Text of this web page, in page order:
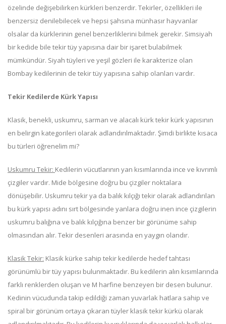
özelinde değişebilirken kürkleri benzerdir. Tekirler, özellikleri ile
benzersiz denilebilecek ve hepsi şahsına münhasır hayvanlar
olsalar da kürklerinin genel benzerliklerini bilmek gerekir. Simsiyah
bir kedide bile tekir tüy yapısına dair bir işaret bulabilmek
mümkündür. Siyah tüyleri ve yeşil gözleri ile karakterize olan
Bombay kedilerinin de tekir tüy yapısına sahip olanları vardır.
Tekir Kedilerde Kürk Yapısı
Klasik, benekli, uskumru, sarman ve alacalı kürk tekir kürk yapısının
en belirgin kategorileri olarak adlandırılmaktadır. Şimdi birlikte kısaca
bu türleri öğrenelim mi?
Uskumru Tekir: Kedilerin vücutlarının yan kısımlarında ince ve kıvrımlı
çizgiler vardır. Mide bölgesine doğru bu çizgiler noktalara
dönüşebilir. Uskumru tekir ya da balık kılçığı tekir olarak adlandırılan
bu kürk yapısı adını sırt bölgesinde yanlara doğru inen ince çizgilerin
uskumru balığına ve balık kılçığına benzer bir görünüme sahip
olmasından alır. Tekir desenleri arasında en yaygın olandır.
Klasik Tekir: Klasik kürke sahip tekir kedilerde hedef tahtası
görünümlü bir tüy yapısı bulunmaktadır. Bu kedilerin alın kısımlarında
farklı renklerden oluşan ve M harfine benzeyen bir desen bulunur.
Kedinin vücudunda takip edildiği zaman yuvarlak hatlara sahip ve
spiral bir görünüm ortaya çıkaran tüyler klasik tekir kürkü olarak